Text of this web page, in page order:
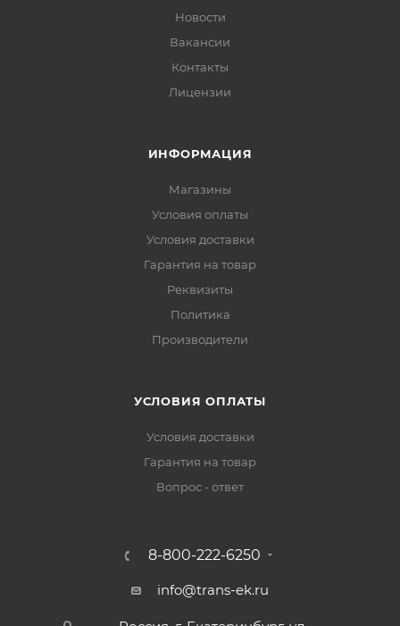
Новости
Вакансии
Контакты
Лицензии
ИНФОРМАЦИЯ
Магазины
Условия оплаты
Условия доставки
Гарантия на товар
Реквизиты
Политика
Производители
УСЛОВИЯ ОПЛАТЫ
Условия доставки
Гарантия на товар
Вопрос - ответ
8-800-222-6250
info@trans-ek.ru